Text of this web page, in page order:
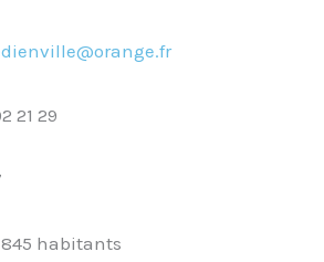
21 29
845 habitants